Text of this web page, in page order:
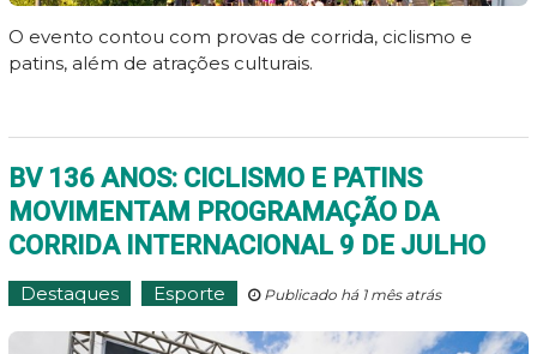
O evento contou com provas de corrida, ciclismo e
patins, além de atrações culturais.
BV 136 ANOS: CICLISMO E PATINS
MOVIMENTAM PROGRAMAÇÃO DA
CORRIDA INTERNACIONAL 9 DE JULHO
Destaques Esporte Publicado há 1 mês atrás